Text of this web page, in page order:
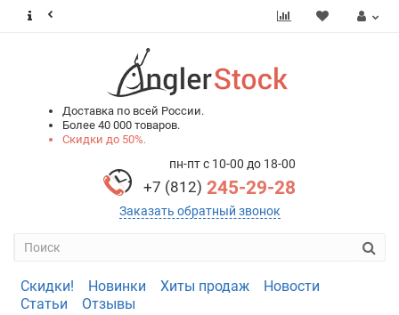
Доставка по всей России.
Более 40 000 товаров.
Скидки до 50%.
пн-пт с 10-00 до 18-00
+7 (812) 245-29-28
Заказать обратный звонок
Скидки! Новинки Хиты продаж
Новости
Статьи
Отзывы